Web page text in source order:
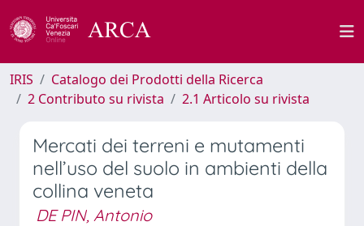
IRIS
Catalogo dei Prodotti della Ricerca
2 Contributo su rivista
2.1 Articolo su rivista
Mercati dei terreni e mutamenti
nell’uso del suolo in ambienti della
collina veneta
DE PIN, Antonio